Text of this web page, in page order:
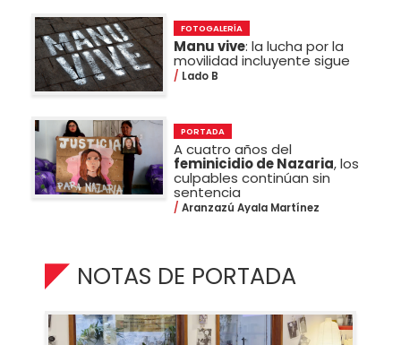
FOTOGALERÍA
Manu vive: la lucha por la
movilidad incluyente sigue
Lado B
PORTADA
A cuatro años del
feminicidio de Nazaria, los
culpables continúan sin
sentencia
Aranzazú Ayala Martínez
NOTAS DE PORTADA